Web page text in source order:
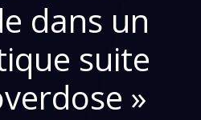
dans un
suite
»